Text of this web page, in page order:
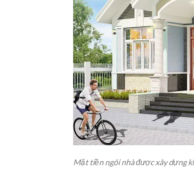
Mặt tiền ngôi nhà được xây dựng